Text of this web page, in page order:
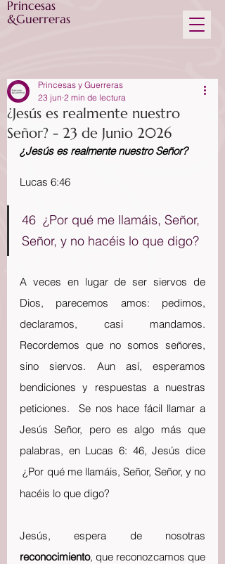
Princesas
&Guerreras
¿Jesús es realmente nuestro
Señor? - 23 de Junio 2026
Princesas y Guerreras
23 jun 2 min de lectura
¿Jesús es realmente nuestro Señor?
Lucas 6:46
46  ¿Por qué me llamáis, Señor,
Señor, y no hacéis lo que digo?
A veces en lugar de ser siervos de
Dios, parecemos amos: pedimos,
declaramos, casi mandamos.
Recordemos que no somos señores,
sino siervos. Aun así, esperamos
bendiciones y respuestas a nuestras
peticiones.  Se nos hace fácil llamar a
Jesús Señor, pero es algo más que
¿Por qué me llamáis, Señor, Señor, y no
hacéis lo que digo?
reconocimiento, que reconozcamos que